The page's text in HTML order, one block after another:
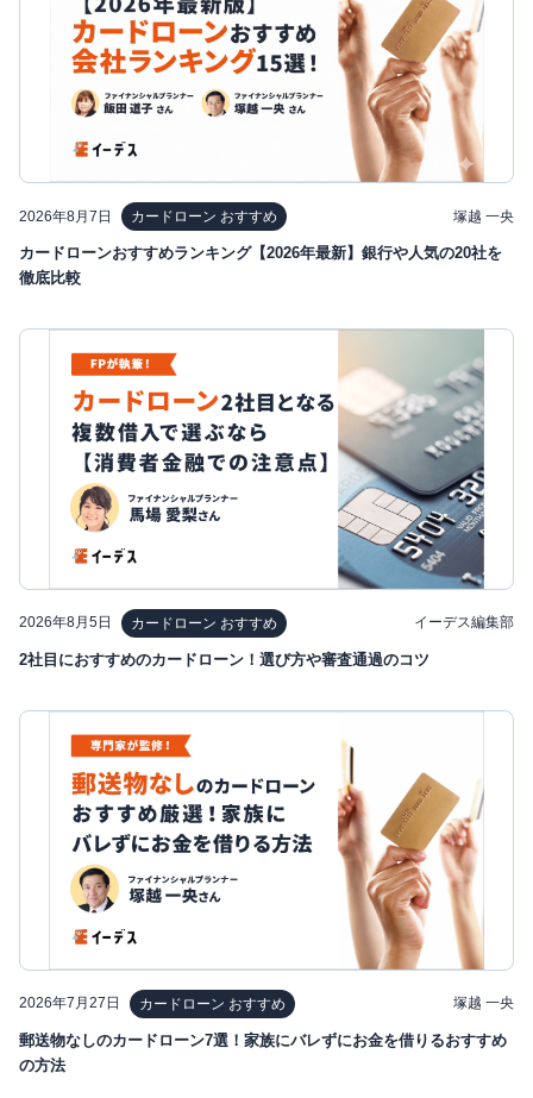
2026年8月7日 カードローン おすすめ 塚越 一央
カードローンおすすめランキング【2026年最新】銀行や人気の20社を
徹底比較
2026年8月5日 カードローン おすすめ イーデス編集部
2社目におすすめのカードローン！選び方や審査通過のコツ
2026年7月27日 カードローン おすすめ 塚越 一央
郵送物なしのカードローン7選！家族にバレずにお金を借りるおすすめ
の方法